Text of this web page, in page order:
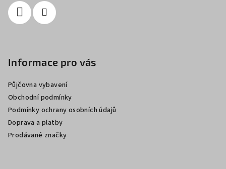
Informace pro vás
Půjčovna vybavení
Obchodní podmínky
Podmínky ochrany osobních údajů
Doprava a platby
Prodávané značky